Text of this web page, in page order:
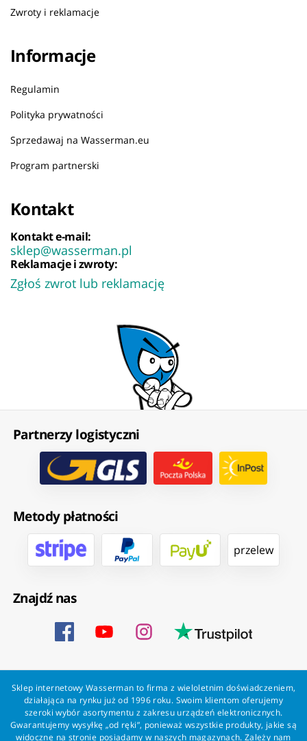
Zwroty i reklamacje
Informacje
Regulamin
Polityka prywatności
Sprzedawaj na Wasserman.eu
Program partnerski
Kontakt
Kontakt e-mail:
sklep@wasserman.pl
Reklamacje i zwroty:
Zgłoś zwrot lub reklamację
Partnerzy logistyczni
Metody płatności
przelew
Znajdź nas
Sklep internetowy Wasserman to firma z wieloletnim doświadczeniem,
działająca na rynku już od 1996 roku. Swoim klientom oferujemy
szeroki wybór asortymentu z zakresu urządzeń elektronicznych.
Gwarantujemy wysyłkę „od ręki”, ponieważ wszystkie produkty, jakie są
widoczne na stronie posiadamy w naszych magazynach. Zależy nam